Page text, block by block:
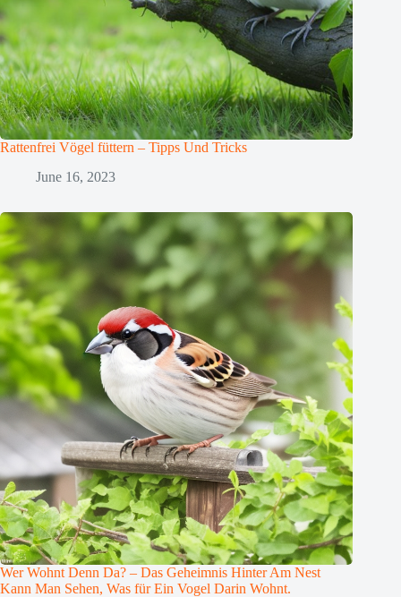
Rattenfrei Vögel füttern – Tipps Und Tricks
June 16, 2023
Wer Wohnt Denn Da? – Das Geheimnis Hinter Am Nest
Kann Man Sehen, Was für Ein Vogel Darin Wohnt.